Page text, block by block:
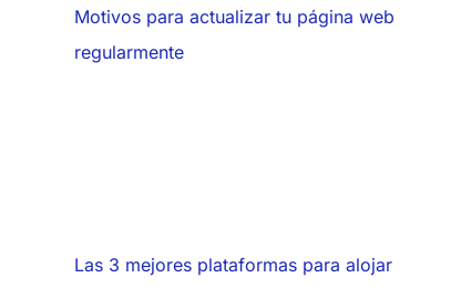
Motivos para actualizar tu página web
regularmente
Las 3 mejores plataformas para alojar